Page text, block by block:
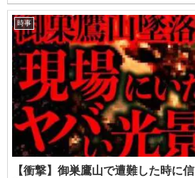
時事
【衝撃】御巣鷹山で遭難した時に